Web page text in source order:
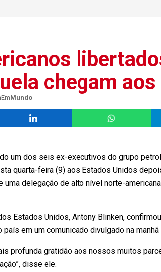
chegam aos
EmMundo
um dos seis ex-executivos do grupo
quarta-feira (9) aos Estados Unidos
uma delegação de alto nível norte-
Estados Unidos, Antony Blinken,
país em um comunicado divulgado na
profunda gratidão aos nossos muitos
disse ele.